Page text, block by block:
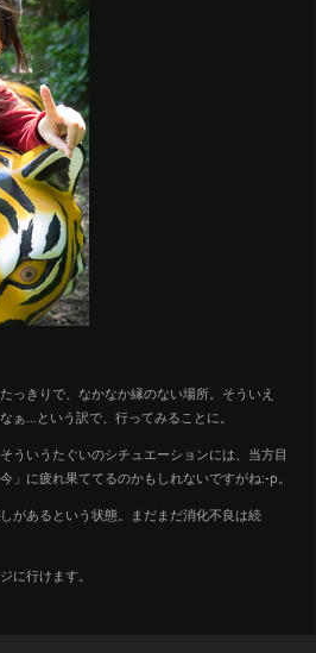
っきりで、なかなか縁のない場所。そういえ
ぁ…という訳で、行ってみることに。
ういうたぐいのシチュエーションには、当方目
」に疲れ果ててるのかもしれないですがね:-p。
があるという状態。まだまだ消化不良は続
に行けます。